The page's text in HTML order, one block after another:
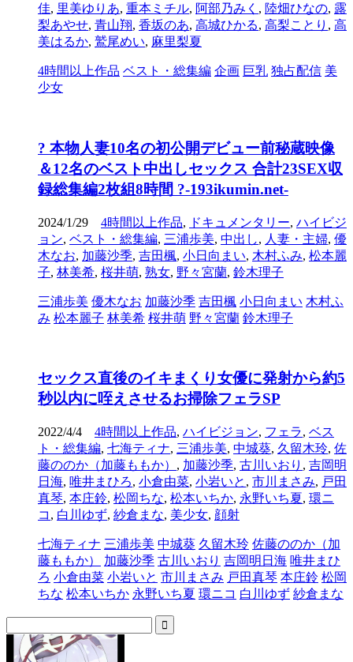
佳, 里美ゆりあ, 重本ミチル, 阿部乃みく , 陸畑ひなの, 露
梨あやせ, 青山翔, 香坂のあ, 高城ひかる, 高梨ことり , 高
美はるか, 鷲尾めい, 麻里梨夏
4時間以上作品 ベスト・総集編 企画 巨乳 独占配信 美
少女
? 本物人妻10名の初公開デビュー前秘蔵映像
＆12名のベスト中出しセックス 合計23SEX収
録総集編2枚組8時間 ?-193ikumin.net-
2024/1/29 4時間以上作品, ドキュメンタリー, ハイビジ
ョン, ベスト・総集編, 三浦歩美, 中出し, 人妻・主婦, 優
木なお, 加藤沙季, 吉田楓, 小日向まい, 木村ふみ, 松本麗
子, 林美希, 桜井萌, 熟女, 野々宮蘭, 鈴木理子
三浦歩美 優木なお 加藤沙季 吉田楓 小日向まい 木村ふ
み 松本麗子 林美希 桜井萌 野々宮蘭 鈴木理子
セックス直後のイキまくり女優に発射から約5
秒以内に咥えさせるお掃除フェラSP
2022/4/4 4時間以上作品, ハイビジョン, フェラ, ベス
ト・総集編, 七海ティナ, 三浦歩美, 中城葵, 久留木玲, 佐
藤ののか（加藤ももか） , 加藤沙季, 古川いおり , 吉岡明
日海, 唯井まひろ, 小倉由菜, 小岩いと , 市川まさみ, 戸田
真琴, 本庄鈴, 松岡ちな, 松本いちか, 永野いち夏, 環ニ
コ , 白川ゆず, 紗倉まな, 美少女, 顔射
七海ティナ 三浦歩美 中城葵 久留木玲 佐藤ののか（加
藤ももか）
加藤沙季 古川いおり 吉岡明日海 唯井まひ
ろ 小倉由菜 小岩いと 市川まさみ 戸田真琴 本庄鈴 松岡
ちな 松本いちか 永野いち夏 環ニコ 白川ゆず 紗倉まな